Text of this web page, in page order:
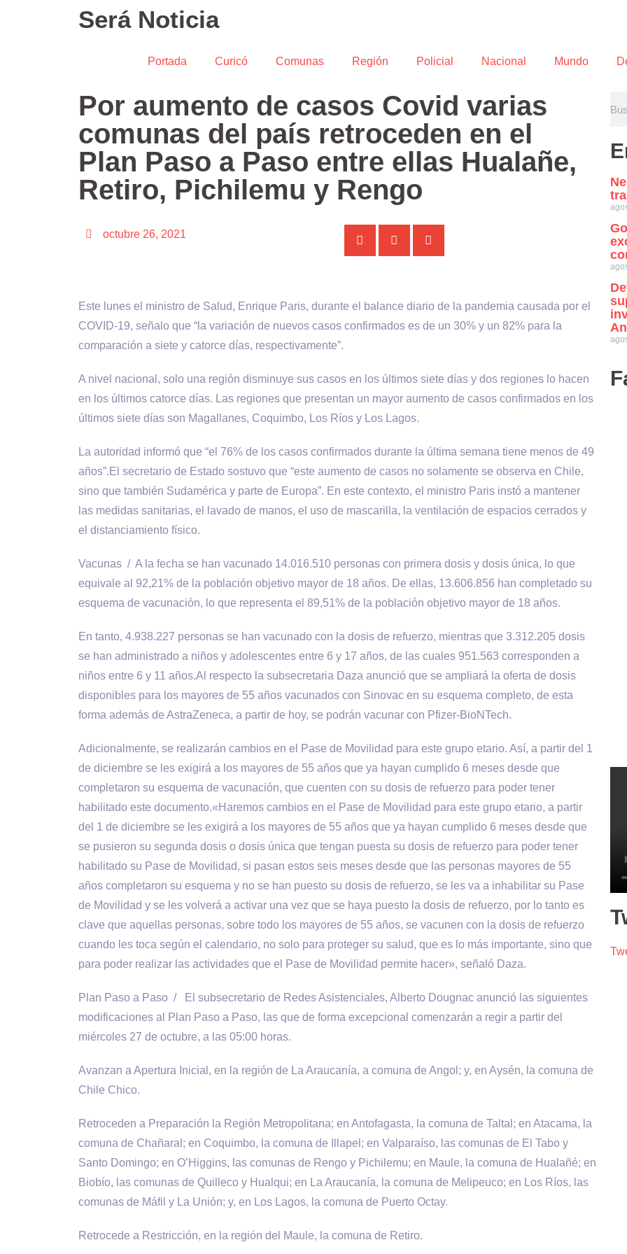
Será Noticia
Portada Curicó Comunas Región Policial Nacional Mundo
Por aumento de casos Covid varias
comunas del país retroceden en el
Plan Paso a Paso entre ellas Hualañe,
Retiro, Pichilemu y Rengo
octubre 26, 2021
Este lunes el ministro de Salud, Enrique Paris, durante el balance diario de la pandemia causada por el
COVID-19, señalo que “la variación de nuevos casos confirmados es de un 30% y un 82% para la
comparación a siete y catorce días, respectivamente”.
A nivel nacional, solo una región disminuye sus casos en los últimos siete días y dos regiones lo hacen
en los últimos catorce días. Las regiones que presentan un mayor aumento de casos confirmados en los
últimos siete días son Magallanes, Coquimbo, Los Ríos y Los Lagos.
La autoridad informó que “el 76% de los casos confirmados durante la última semana tiene menos de 49
años”.El secretario de Estado sostuvo que “este aumento de casos no solamente se observa en Chile,
sino que también Sudamérica y parte de Europa”. En este contexto, el ministro Paris instó a mantener
las medidas sanitarias, el lavado de manos, el uso de mascarilla, la ventilación de espacios cerrados y
el distanciamiento físico.
Vacunas / A la fecha se han vacunado 14.016.510 personas con primera dosis y dosis única, lo que
equivale al 92,21% de la población objetivo mayor de 18 años. De ellas, 13.606.856 han completado su
esquema de vacunación, lo que representa el 89,51% de la población objetivo mayor de 18 años.
En tanto, 4.938.227 personas se han vacunado con la dosis de refuerzo, mientras que 3.312.205 dosis
se han administrado a niños y adolescentes entre 6 y 17 años, de las cuales 951.563 corresponden a
niños entre 6 y 11 años.Al respecto la subsecretaria Daza anunció que se ampliará la oferta de dosis
disponibles para los mayores de 55 años vacunados con Sinovac en su esquema completo, de esta
forma además de AstraZeneca, a partir de hoy, se podrán vacunar con Pfizer-BioNTech.
Adicionalmente, se realizarán cambios en el Pase de Movilidad para este grupo etario. Así, a partir del 1
de diciembre se les exigirá a los mayores de 55 años que ya hayan cumplido 6 meses desde que
completaron su esquema de vacunación, que cuenten con su dosis de refuerzo para poder tener
habilitado este documento.«Haremos cambios en el Pase de Movilidad para este grupo etario, a partir
del 1 de diciembre se les exigirá a los mayores de 55 años que ya hayan cumplido 6 meses desde que
se pusieron su segunda dosis o dosis única que tengan puesta su dosis de refuerzo para poder tener
habilitado su Pase de Movilidad, si pasan estos seis meses desde que las personas mayores de 55
años completaron su esquema y no se han puesto su dosis de refuerzo, se les va a inhabilitar su Pase
de Movilidad y se les volverá a activar una vez que se haya puesto la dosis de refuerzo, por lo tanto es
clave que aquellas personas, sobre todo los mayores de 55 años, se vacunen con la dosis de refuerzo
cuando les toca según el calendario, no solo para proteger su salud, que es lo más importante, sino que
para poder realizar las actividades que el Pase de Movilidad permite hacer», señaló Daza.
Plan Paso a Paso / El subsecretario de Redes Asistenciales, Alberto Dougnac anunció las siguientes
modificaciones al Plan Paso a Paso, las que de forma excepcional comenzarán a regir a partir del
miércoles 27 de octubre, a las 05:00 horas.
Avanzan a Apertura Inicial, en la región de La Araucanía, a comuna de Angol; y, en Aysén, la comuna de
Chile Chico.
Retroceden a Preparación la Región Metropolitana; en Antofagasta, la comuna de Taltal; en Atacama, la
comuna de Chañaral; en Coquimbo, la comuna de Illapel; en Valparaíso, las comunas de El Tabo y
Santo Domingo; en O’Higgins, las comunas de Rengo y Pichilemu; en Maule, la comuna de Hualañé; en
Biobío, las comunas de Quilleco y Hualqui; en La Araucanía, la comuna de Melipeuco; en Los Ríos, las
comunas de Máfil y La Unión; y, en Los Lagos, la comuna de Puerto Octay.
Retrocede a Restricción, en la región del Maule, la comuna de Retiro.